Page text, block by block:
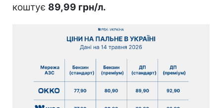
коштує 89,99 грн/л.